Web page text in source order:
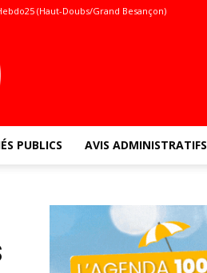
(Haut-Doubs/Grand Besançon)
PUBLICS AVIS ADMINISTRATIFS